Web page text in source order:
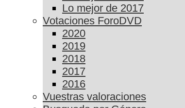
Lo mejor de 2017
Votaciones ForoDVD
2020
2019
2018
2017
2016
Vuestras valoraciones